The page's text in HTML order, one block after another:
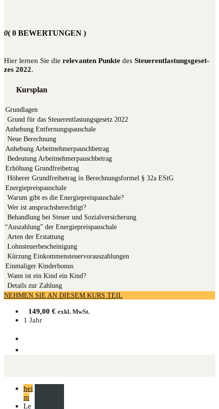
0( 0 BEWERTUNGEN )
Hier ler­nen Sie die rele­van­ten Punk­te des Steu­er­ent­las­tungs­ge­set­
zes 2022.
Kursplan
Grundlagen
Grund für das Steu­er­ent­las­tungs­ge­setz 2022
Anhebung Entfernungspauschale
Neue Berech­nung
Anhebung Arbeitnehmerpauschbetrag
Bedeu­tung Arbeitnehmerpauschbetrag
Erhöhung Grundfreibetrag
Höhe­rer Grund­frei­be­trag in Berech­nungs­for­mel § 32a EStG
Energiepreispauschale
War­um gibt es die Energiepreispauschale?
Wer ist anspruchsberechtigt?
Behand­lung bei Steu­er und Sozialversicherung
“Aus­zah­lung” der Energiepreispauschale
Arten der Erstattung
Lohn­steu­er­be­schei­ni­gung
Kür­zung Einkommensteuervorauszahlungen
Einmaliger Kinderbonus
Wann ist ein Kind ein Kind?
Details zur Zahlung
NEHMEN SIE AN DIESEM KURS TEIL
149,00 € exkl. MwSt.
1 Jahr
hei
m
Le